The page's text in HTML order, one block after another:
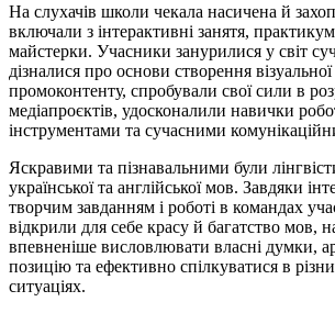
На слухачів школи чекала насичена й
включали з інтерактивні занятя,
майстерки. Учасники занурилися у світ
дізналися про основи створення
промоконтенту, спробували свої сили в
медіапроєктів, удосконалили навички
інструментами та сучасними
Яскравими та пізнавальними були
української та англійської мов. Завдяки
творчим завданням і роботі в командах
відкрили для себе красу й багатство мов,
впевненіше висловлювати власні думки,
позицію та ефективно спілкуватися в
ситуаціях.